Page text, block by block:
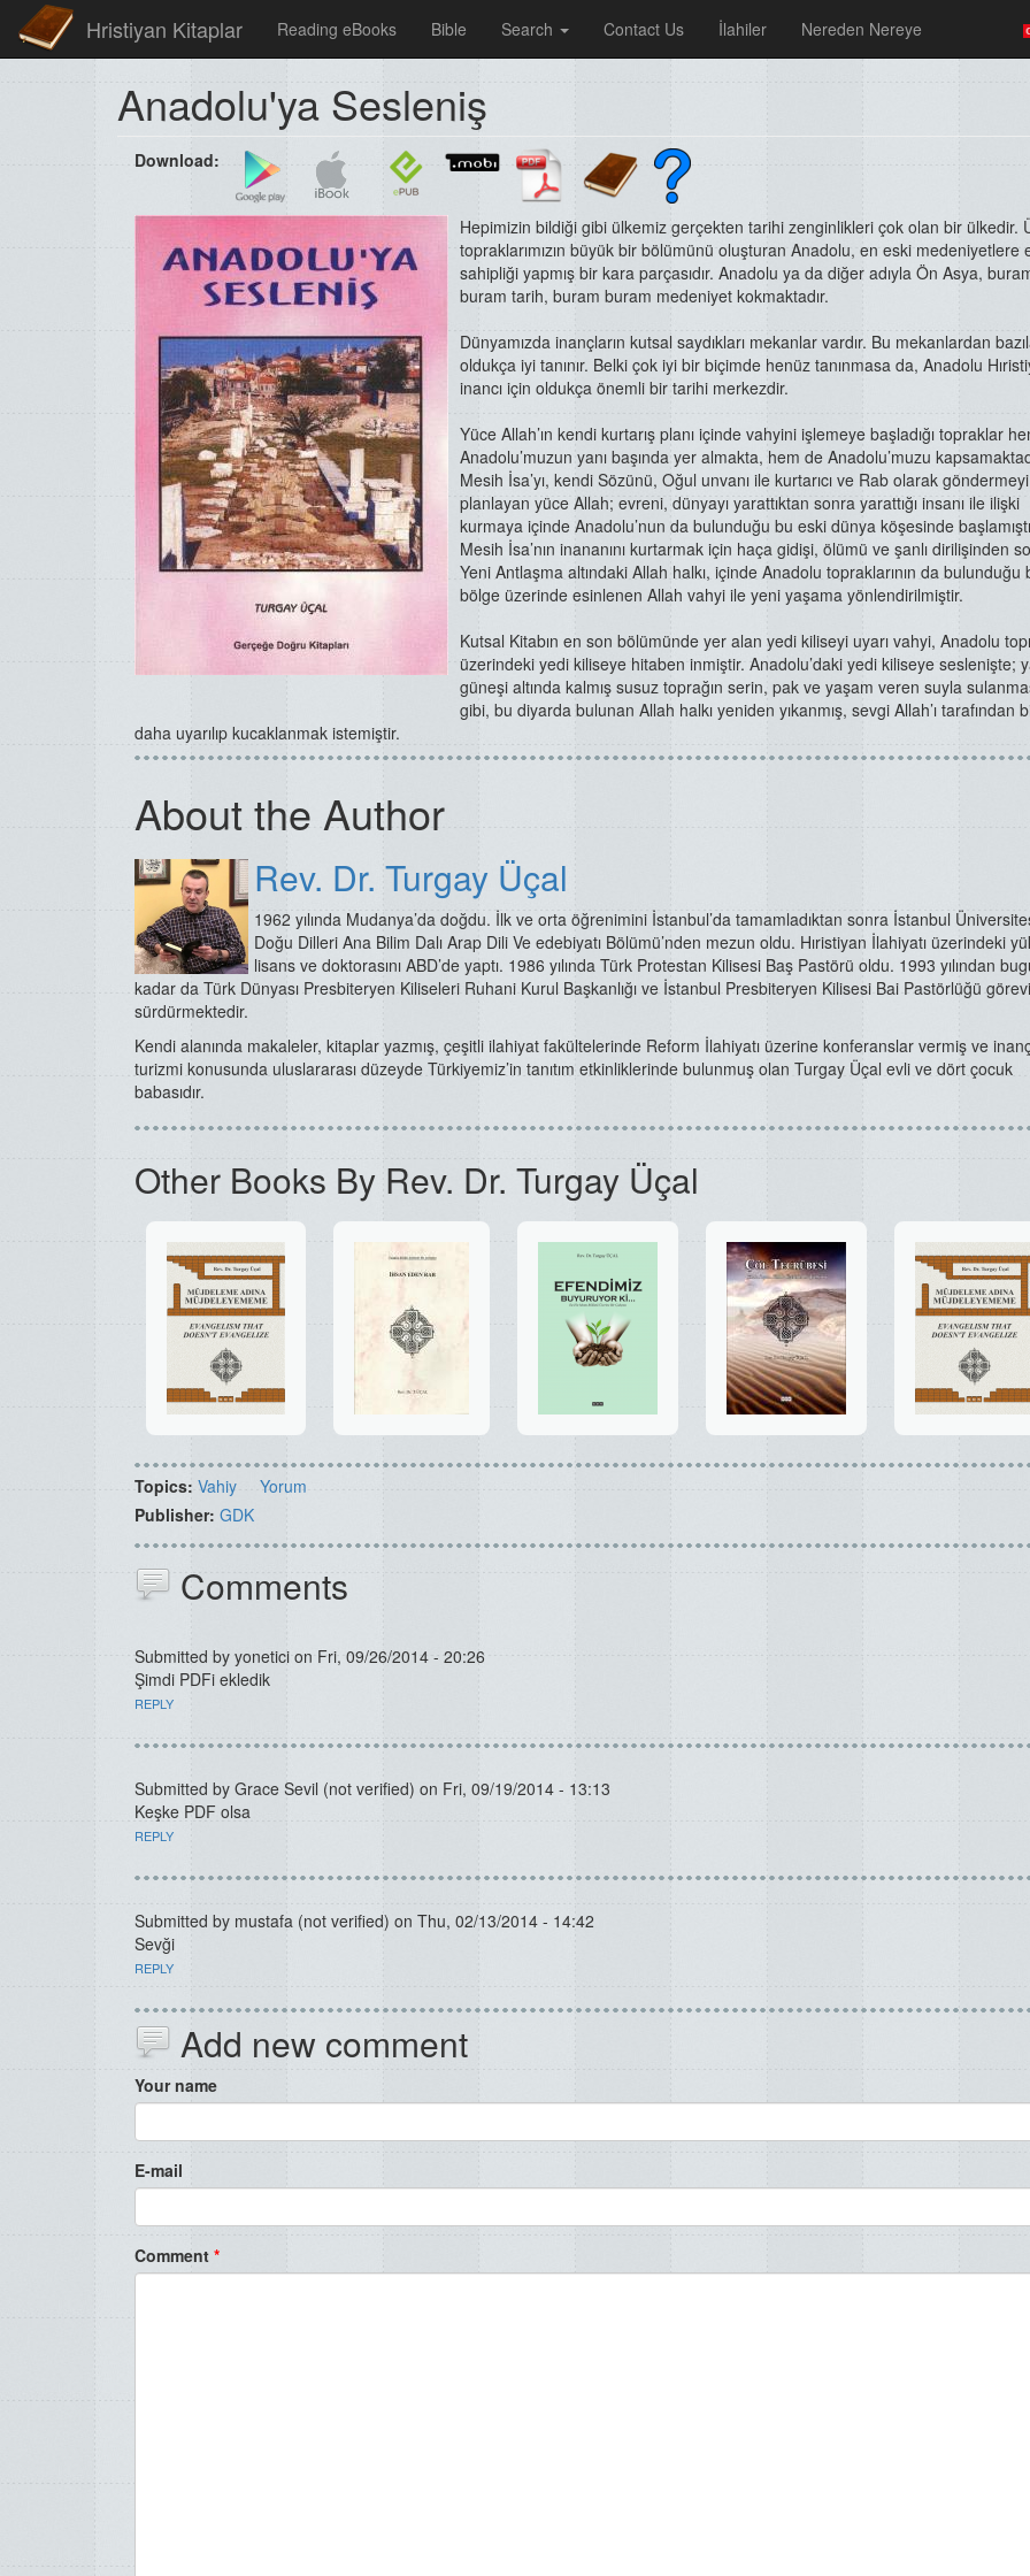
Hristiyan Kitaplar Reading eBooks Bible Search Contact Us İlahiler Nereden Nereye
Anadolu'ya Sesleniş
Download:
Hepimizin bildiği gibi ülkemiz gerçekten tarihi zenginlikleri çok olan bir ülkedir.
topraklarımızın büyük bir bölümünü oluşturan Anadolu, en eski medeniyetlere
sahipliği yapmış bir kara parçasıdır. Anadolu ya da diğer adıyla Ön Asya,
buram tarih, buram buram medeniyet kokmaktadır.
Dünyamızda inançların kutsal saydıkları mekanlar vardır. Bu mekanlardan
oldukça iyi tanınır. Belki çok iyi bir biçimde henüz tanınmasa da, Anadolu
inancı için oldukça önemli bir tarihi merkezdir.
Yüce Allah’ın kendi kurtarış planı içinde vahyini işlemeye başladığı topraklar
Anadolu’muzun yanı başında yer almakta, hem de Anadolu’muzu
Mesih İsa’yı, kendi Sözünü, Oğul unvanı ile kurtarıcı ve Rab olarak göndermeyi
planlayan yüce Allah; evreni, dünyayı yarattıktan sonra yarattığı insanı ile ilişki
kurmaya içinde Anadolu’nun da bulunduğu bu eski dünya köşesinde
Mesih İsa’nın inananını kurtarmak için haça gidişi, ölümü ve şanlı dirilişinden
Yeni Antlaşma altındaki Allah halkı, içinde Anadolu topraklarının da bulunduğu
bölge üzerinde esinlenen Allah vahyi ile yeni yaşama yönlendirilmiştir.
Kutsal Kitabın en son bölümünde yer alan yedi kiliseyi uyarı vahyi, Anadolu
üzerindeki yedi kiliseye hitaben inmiştir. Anadolu’daki yedi kiliseye seslenişte;
güneşi altında kalmış susuz toprağın serin, pak ve yaşam veren suyla
gibi, bu diyarda bulunan Allah halkı yeniden yıkanmış, sevgi Allah’ı tarafından
daha uyarılıp kucaklanmak istemiştir.
About the Author
Rev. Dr. Turgay Üçal
1962 yılında Mudanya’da doğdu. İlk ve orta öğrenimini İstanbul’da tamamladıktan sonra İstanbul
Doğu Dilleri Ana Bilim Dalı Arap Dili Ve edebiyatı Bölümü’nden mezun oldu. Hıristiyan İlahiyatı üzerindeki
lisans ve doktorasını ABD’de yaptı. 1986 yılında Türk Protestan Kilisesi Baş Pastörü oldu. 1993 yılından
kadar da Türk Dünyası Presbiteryen Kiliseleri Ruhani Kurul Başkanlığı ve İstanbul Presbiteryen Kilisesi Bai Pastörlüğü
sürdürmektedir.
Kendi alanında makaleler, kitaplar yazmış, çeşitli ilahiyat fakültelerinde Reform İlahiyatı üzerine konferanslar vermiş ve
turizmi konusunda uluslararası düzeyde Türkiyemiz’in tanıtım etkinliklerinde bulunmuş olan Turgay Üçal evli ve dört çocuk
babasıdır.
Other Books By Rev. Dr. Turgay Üçal
Topics: Vahiy
Yorum
Publisher: GDK
Comments
Submitted by yonetici on Fri, 09/26/2014 - 20:26
Şimdi PDFi ekledik
REPLY
Submitted by Grace Sevil (not verified) on Fri, 09/19/2014 - 13:13
Keşke PDF olsa
REPLY
Submitted by mustafa (not verified) on Thu, 02/13/2014 - 14:42
Sevği
REPLY
Add new comment
Your name
E-mail
Comment *